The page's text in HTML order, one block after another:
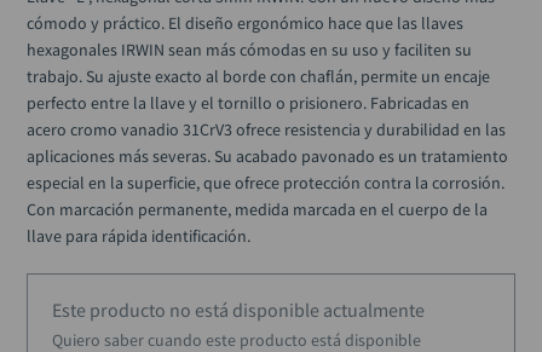
cómodo y práctico. El diseño ergonómico hace que las llaves
hexagonales IRWIN sean más cómodas en su uso y faciliten su
trabajo. Su ajuste exacto al borde con chaflán, permite un encaje
perfecto entre la llave y el tornillo o prisionero. Fabricadas en
acero cromo vanadio 31CrV3 ofrece resistencia y durabilidad en las
aplicaciones más severas. Su acabado pavonado es un tratamiento
especial en la superficie, que ofrece protección contra la corrosión.
Con marcación permanente, medida marcada en el cuerpo de la
llave para rápida identificación.
Este producto no está disponible actualmente
Quiero saber cuando este producto está disponible
alicate